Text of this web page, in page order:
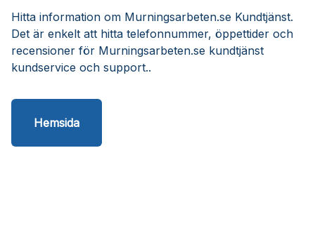
Hitta information om Murningsarbeten.se Kundtjänst.
Det är enkelt att hitta telefonnummer, öppettider och
recensioner för Murningsarbeten.se kundtjänst
kundservice och support..
Hemsida